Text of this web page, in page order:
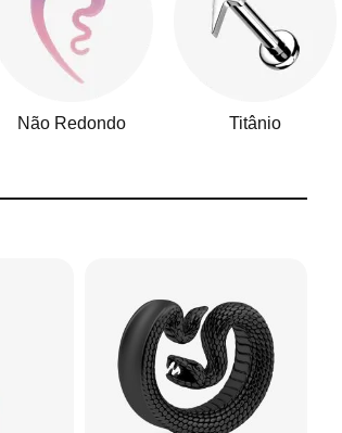
Não Redondo Titânio